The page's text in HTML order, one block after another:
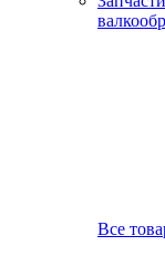
Все